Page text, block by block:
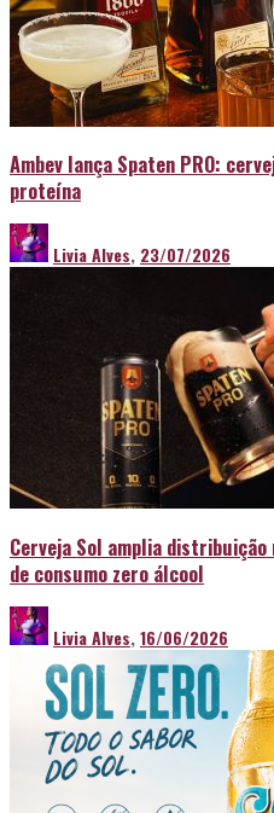
Ambev lança Spaten PRO:
proteína
Livia Alves, 23/07/2026
Cerveja Sol amplia
de consumo zero álcool
Livia Alves,16/06/2026